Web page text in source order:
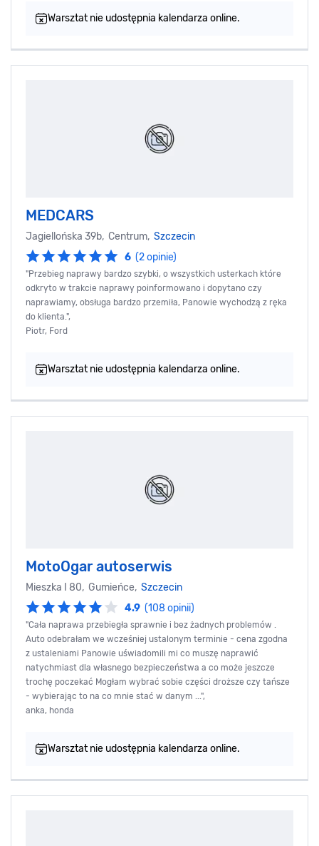
Warsztat nie udostępnia kalendarza online.
MEDCARS
Jagiellońska 39b, Centrum, Szczecin
6 (2 opinie)
"Przebieg naprawy bardzo szybki, o wszystkich usterkach które
odkryto w trakcie naprawy poinformowano i dopytano czy
naprawiamy, obsługa bardzo przemiła, Panowie wychodzą z ręka
do klienta.",
Piotr, Ford
Warsztat nie udostępnia kalendarza online.
MotoOgar autoserwis
Mieszka I 80, Gumieńce, Szczecin
4.9 (108 opinii)
"Cała naprawa przebiegła sprawnie i bez żadnych problemów .
Auto odebrałam we wcześniej ustalonym terminie - cena zgodna
z ustaleniami Panowie uświadomili mi co muszę naprawić
natychmiast dla własnego bezpieczeństwa a co może jeszcze
trochę poczekać Mogłam wybrać sobie części droższe czy tańsze
- wybierając to na co mnie stać w danym ...",
anka, honda
Warsztat nie udostępnia kalendarza online.